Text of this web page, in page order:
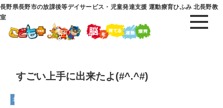
長野県長野市の放課後等デイサービス・児童発達支援 運動療育ひふみ 北長野教
室
すごい上手に出来たよ(#^.^#)
北長野教室